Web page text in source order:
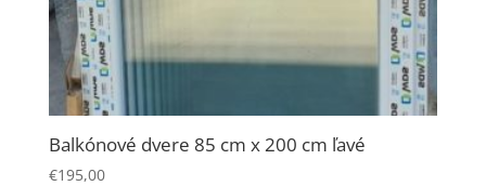
Balkónové dvere 85 cm x 200 cm ľavé
€195,00